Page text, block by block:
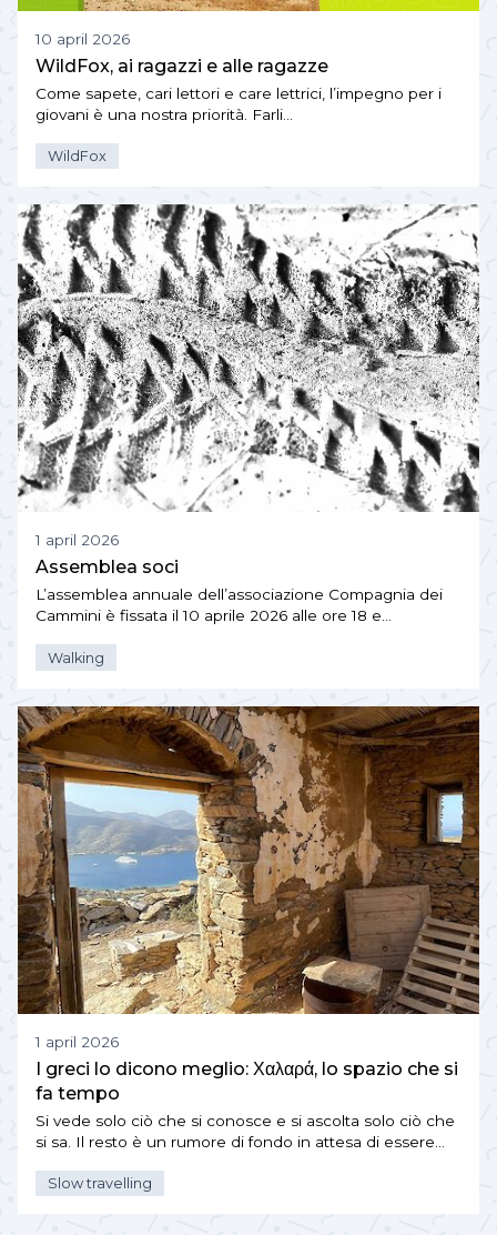
10 april 2026
WildFox, ai ragazzi e alle ragazze
Come sapete, cari lettori e care lettrici, l’impegno per i
giovani è una nostra priorità. Farli…
WildFox
1 april 2026
Assemblea soci
L’assemblea annuale dell’associazione Compagnia dei
Cammini è fissata il 10 aprile 2026 alle ore 18 e…
Walking
1 april 2026
I greci lo dicono meglio: Χαλαρά, lo spazio che si
fa tempo
Si vede solo ciò che si conosce e si ascolta solo ciò che
si sa. Il resto è un rumore di fondo in attesa di essere…
Slow travelling